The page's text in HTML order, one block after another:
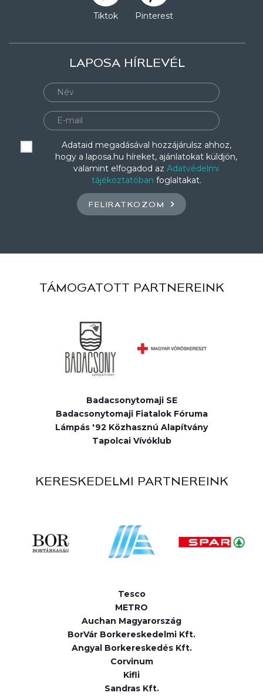
Tiktok Pinterest
LAPOSA HÍRLEVÉL
Adataid megadásával hozzájárulsz ahhoz,
hogy a laposa.hu híreket, ajánlatokat küldjön,
valamint elfogadod az Adatvédelmi
tájékoztatóban foglaltakat.
FELIRATKOZOM
TÁMOGATOTT PARTNEREINK
Badacsonytomaji SE
Badacsonytomaji Fiatalok Fóruma
Lámpás '92 Közhasznú Alapítvány
Tapolcai Vívóklub
KERESKEDELMI PARTNEREINK
Tesco
METRO
Auchan Magyarország
BorVár Borkereskedelmi Kft.
Angyal Borkereskedés Kft.
Corvinum
Kifli
Sandras Kft.